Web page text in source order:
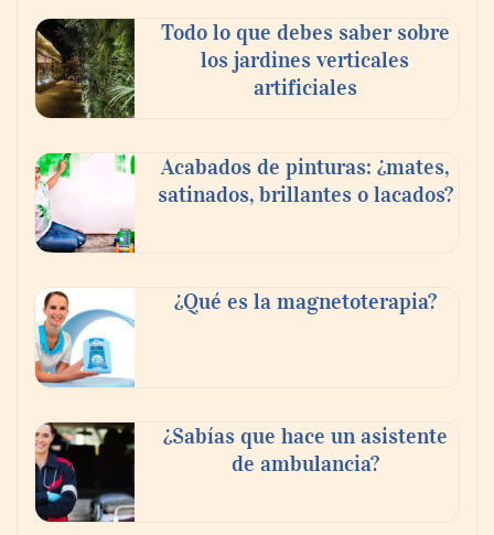
buscan proyectar talento mexicano y
fortalecer el turismo médico
Todo lo que debes saber sobre
los jardines verticales
artificiales
Acabados de pinturas: ¿mates,
satinados, brillantes o lacados?
¿Qué es la magnetoterapia?
¿Sabías que hace un asistente
de ambulancia?